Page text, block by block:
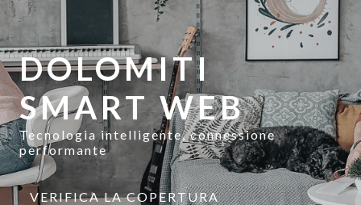
DOLOMITI
SMART WEB
Tecnologia intelligente, connessione
performante
VERIFICA LA COPERTURA